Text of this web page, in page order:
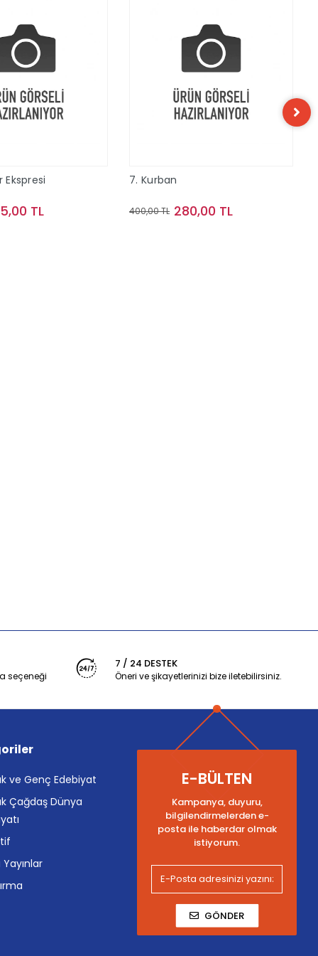
Ekspresi
TL
7. Kurban
400,00 TL 280,00 TL
seçeneği
7 / 24 DESTEK
Öneri ve şikayetlerinizi bize iletebilirsiniz.
ve Genç Edebiyat
Çağdaş Dünya
Yayınlar
E-BÜLTEN
Kampanya, duyuru,
bilgilendirmelerden e-
posta ile haberdar olmak
istiyorum.
GÖNDER